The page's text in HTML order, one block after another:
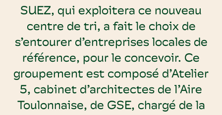
SUEZ, qui exploitera ce nouveau
centre de tri, a fait le choix de
s’entourer d’entreprises locales de
référence, pour le concevoir. Ce
groupement est composé d’Atelier
5, cabinet d’architectes de l’Aire
Toulonnaise, de GSE, chargé de la